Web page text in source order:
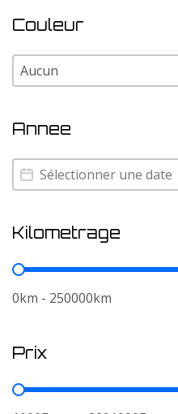
Couleur
Couleur
Couleur
Annee
Annee
Annee
Kilometrage
Kilometrage
0km - 250000km
Prix
Prix